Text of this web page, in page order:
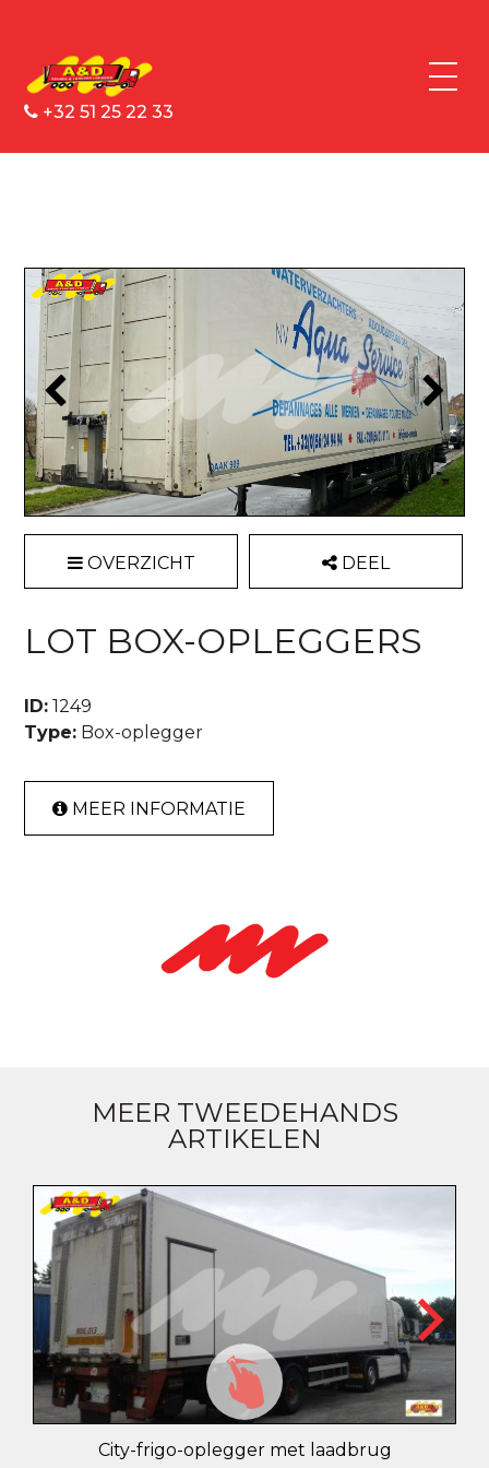
+32 51 25 22 33
OVERZICHT DEEL
LOT BOX-OPLEGGERS
ID: 1249
Type: Box-oplegger
MEER INFORMATIE
MEER TWEEDEHANDS
ARTIKELEN
City-frigo-oplegger met laadbrug